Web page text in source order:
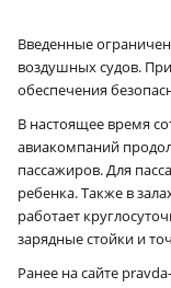
Введенные
воздушных судов.
обеспечения
В настоящее время
авиакомпаний
пассажиров. Для
ребенка. Также в
работает
зарядные стойки и
Ранее на сайте